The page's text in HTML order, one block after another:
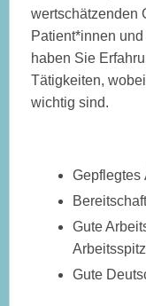
wertschätzenden
Patient*innen
haben Sie
Tätigkeiten,
wichtig sind.
Gepflegtes
Gute
Gute